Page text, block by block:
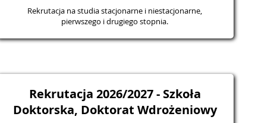
Rekrutacja na studia stacjonarne i niestacjonarne,
pierwszego i drugiego stopnia.
Rekrutacja 2026/2027 - Szkoła
Doktorska, Doktorat Wdrożeniowy